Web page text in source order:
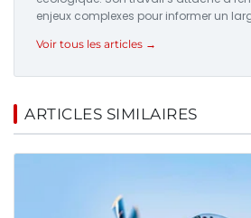
enjeux complexes pour informer un
Voir tous les articles →
ARTICLES SIMILAIRES